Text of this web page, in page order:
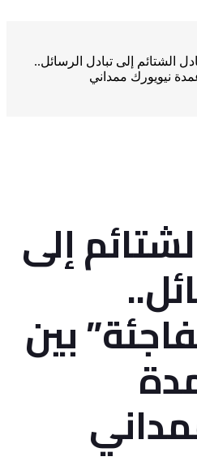
الشتائم إلى تبادل الرسائل..
نيويورك ممداني
إلى
بين